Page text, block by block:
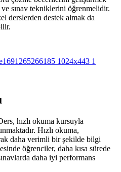
sınav tekniklerini öğrenmelidir.
derslerden destek almak da
hızlı okuma kursuyla
Hızlı okuma,
daha verimli bir şekilde bilgi
öğrenciler, daha kısa sürede
daha iyi performans